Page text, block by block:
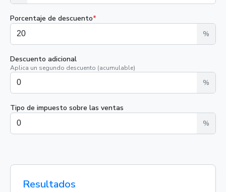
Porcentaje de descuento*
%
Descuento adicional
Aplica un segundo descuento (acumulable)
%
Tipo de impuesto sobre las ventas
%
Resultados